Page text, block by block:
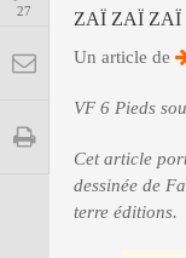
CINE-SERIES-
MUSIQUE
27 ZAÏ ZAÏ ZAÏ
Un article de
VF 6 Pieds
Cet article
dessinée de
terre éditions.
Panini Patrick Faivre
Présence Punisher
Tornado Urban